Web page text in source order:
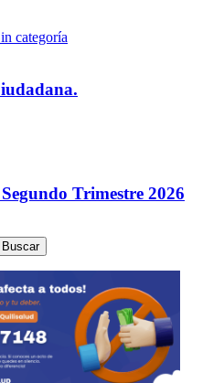
categoría
Trimestre 2026